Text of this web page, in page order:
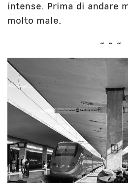
intense. Prima di andare
molto male.
~ ~ ~